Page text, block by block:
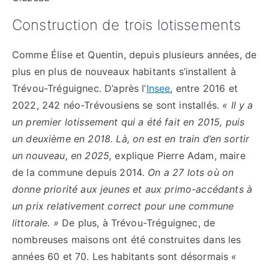
Construction de trois lotissements
Comme Élise et Quentin, depuis plusieurs années, de
plus en plus de nouveaux habitants s’installent à
Trévou-Tréguignec. D’après l’Insee, entre 2016 et
2022, 242 néo-Trévousiens se sont installés. « Il y a
un premier lotissement qui a été fait en 2015, puis
un deuxième en 2018. Là, on est en train d’en sortir
un nouveau, en 2025,explique Pierre Adam, maire
de la commune depuis 2014. On a 27 lots où on
donne priorité aux jeunes et aux primo-accédants à
un prix relativement correct pour une commune
littorale. » De plus, à Trévou-Tréguignec, de
nombreuses maisons ont été construites dans les
années 60 et 70. Les habitants sont désormais «